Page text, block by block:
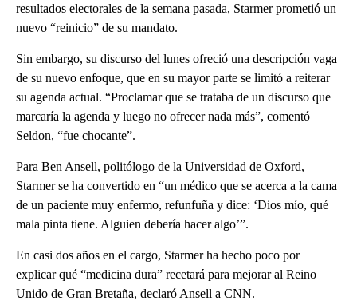
resultados electorales de la semana pasada, Starmer prometió un
nuevo “reinicio” de su mandato.
Sin embargo, su discurso del lunes ofreció una descripción vaga
de su nuevo enfoque, que en su mayor parte se limitó a reiterar
su agenda actual. “Proclamar que se trataba de un discurso que
marcaría la agenda y luego no ofrecer nada más”, comentó
Seldon, “fue chocante”.
Para Ben Ansell, politólogo de la Universidad de Oxford,
Starmer se ha convertido en “un médico que se acerca a la cama
de un paciente muy enfermo, refunfuña y dice: ‘Dios mío, qué
mala pinta tiene. Alguien debería hacer algo’”.
En casi dos años en el cargo, Starmer ha hecho poco por
explicar qué “medicina dura” recetará para mejorar al Reino
Unido de Gran Bretaña, declaró Ansell a CNN.